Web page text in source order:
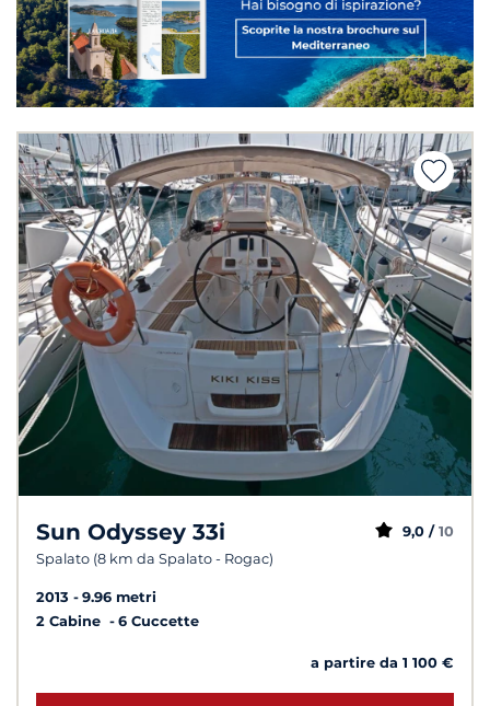
Sun Odyssey 33i
Spalato (8 km da Spalato - Rogac)
9,0 / 10
2013
9.96 metri
2 Cabine
6 Cuccette
a partire da 1 100 €